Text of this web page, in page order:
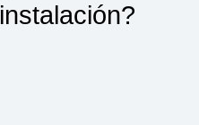
instalación?